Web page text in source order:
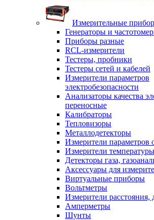
Измерительные
Генераторы и
Приборы разные
RCL-измерители
Тестеры, пробники
Тестеры сетей и кабелей
Измерители параметров
электробезопасности
Анализаторы качества
переносные
Калибраторы
Тепловизоры
Металлодетекторы
Измерители
Измерители
Детекторы газа,
Аксессуары для
Виртуальные приборы
Вольтметры
Измерители расстояния,
Амперметры
Шунты